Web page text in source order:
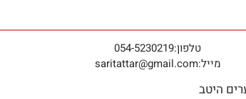
טלפון: 054-5230219
מייל:saritattar@gmail.com